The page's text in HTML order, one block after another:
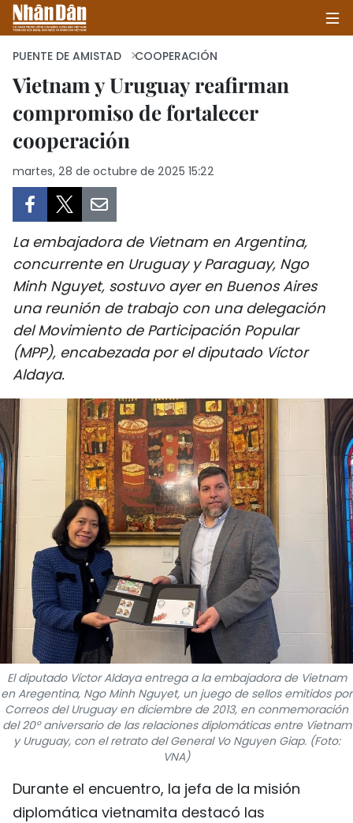
INICIO
POLÍTICA
SALUD - MEDIO AMBIENTE
CULTURA - ENTRETENIMIENTO
INTERNACIONAL
VIAJES
PUENTE DE AMISTAD
HISTORIAS MULTIMEDIA
FOTOGRAFÍA
¿QUIÉNES SOMOS?
TIẾNG VIỆT
ENGLISH
中文
FRANÇAIS
РУССКИЙ
PUENTE DE AMISTAD COOPERACIÓN
Vietnam y Uruguay reafirman
compromiso de fortalecer
cooperación
martes, 28 de octubre de 2025 15:22
La embajadora de Vietnam en Argentina,
concurrente en Uruguay y Paraguay, Ngo
Minh Nguyet, sostuvo ayer en Buenos Aires
una reunión de trabajo con una delegación
del Movimiento de Participación Popular
(MPP), encabezada por el diputado Víctor
Aldaya.
El diputado Víctor Aldaya entrega a la embajadora de Vietnam
en Aregentina, Ngo Minh Nguyet, un juego de sellos emitidos por
Correos del Uruguay en diciembre de 2013, en conmemoración
del 20º aniversario de las relaciones diplomáticas entre Vietnam
y Uruguay, con el retrato del General Vo Nguyen Giap. (Foto:
VNA)
Durante el encuentro, la jefa de la misión
diplomática vietnamita destacó las